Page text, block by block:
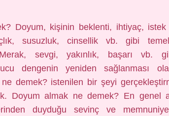
Doyum, kişinin beklenti, ihtiyaç,
susuzluk, cinsellik vb. gibi
Merak, sevgi, yakınlık, başarı vb.
dengenin yeniden sağlanması
demek? istenilen bir şeyi
Doyum almak ne demek? En genel
duyduğu sevinç ve